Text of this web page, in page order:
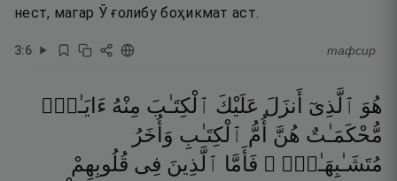
нест, магар Ӯ ғолибу боҳикмат аст.
3:6 тафсир
هُوَ ٱلَّذِىٓ أَنزَلَ عَلَيْكَ ٱلْكِتَـٰبَ مِنْهُ ءَايَـٰتٌۭ
مُّحْكَمَـٰتٌ هُنَّ أُمُّ ٱلْكِتَـٰبِ وَأُخَرُ
مُتَشَـٰبِهَـٰتٌۭ ۖ فَأَمَّا ٱلَّذِينَ فِى قُلُوبِهِمْ